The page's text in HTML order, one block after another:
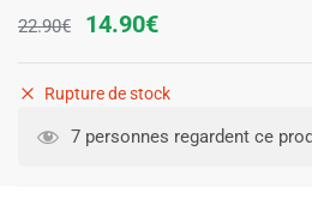
22.90€
Le
initial
14.90€Le
actuel
Rupture de stock
7 personnes regardent ce